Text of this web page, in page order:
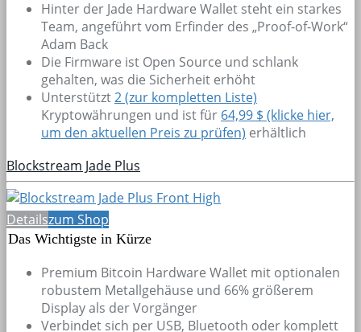
Hinter der Jade Hardware Wallet steht ein starkes
Team, angeführt vom Erfinder des „Proof-of-Work“
Adam Back
Die Firmware ist Open Source und schlank
gehalten, was die Sicherheit erhöht
Unterstützt2(zur kompletten Liste)
Kryptowährungen und ist für 64,99 $ (klicke hier,
um den aktuellen Preis zu prüfen) erhältlich
Blockstream Jade Plus
Detailszum Shop
Das Wichtigste in Kürze
Premium Bitcoin Hardware Wallet mit optionalen
robustem Metallgehäuse und 66% größerem
Display als der Vorgänger
Verbindet sich per USB, Bluetooth oder komplett